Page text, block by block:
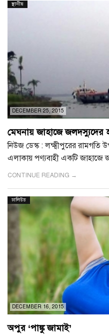
DECEMBER 25, 2015
স্থানীয়
মেঘনায় জাহাজে
নিউজ ডেস্ক : লক্ষ্মীপুরের রামগতি
এলাকায় পণ্যবাহী একটি
CONTINUE READING →
DECEMBER 16, 2015
ঢালিউড
অপুর ‘পাঙ্কু জামাই’